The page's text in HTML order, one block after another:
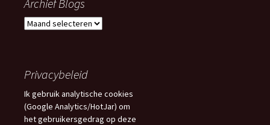
Archief Blogs
Archief
Privacybeleid
Ik gebruik analytische cookies
(Google Analytics/HotJar) om
het gebruikersgedrag op deze